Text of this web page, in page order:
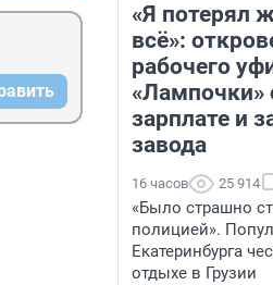
«Я потерял
всё»:
рабочего
«Лампочки»
зарплате и
завода
16 часов 25 914
«Было страшно
полицией».
Екатеринбурга
отдыхе в Грузии